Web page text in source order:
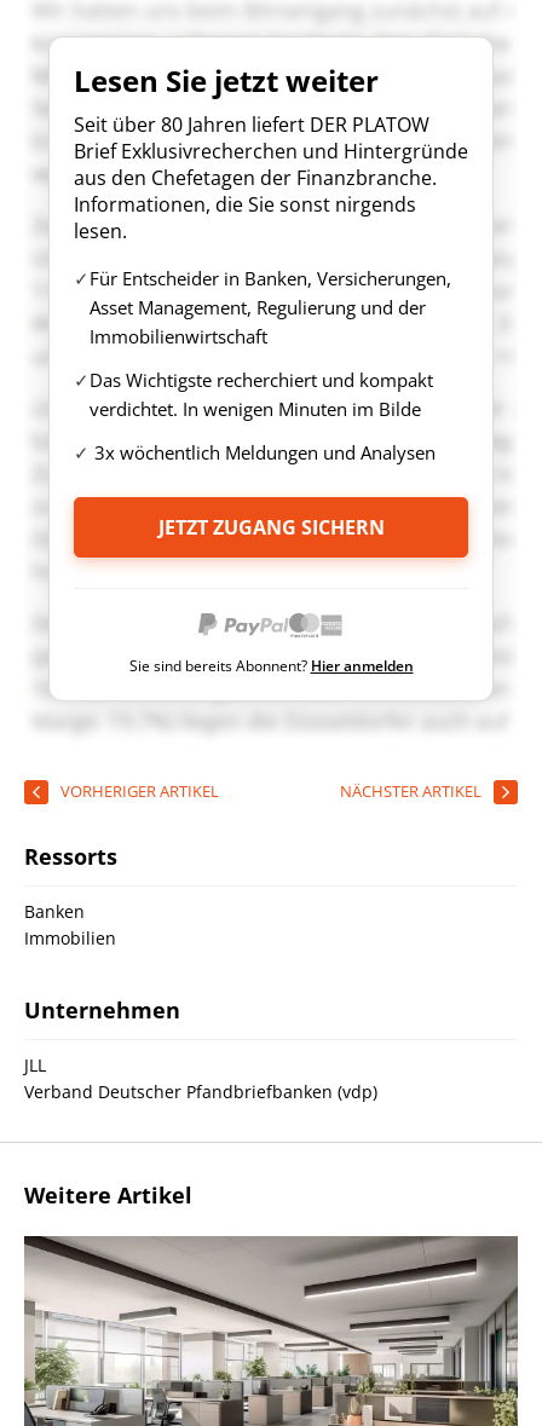
Lesen Sie jetzt weiter
Seit über 80 Jahren liefert DER PLATOW
Brief Exklusivrecherchen und Hintergründe
aus den Chefetagen der Finanzbranche.
Informationen, die Sie sonst nirgends
lesen.
Für Entscheider in Banken, Versicherungen,
Asset Management, Regulierung und der
Immobilienwirtschaft
Das Wichtigste recherchiert und kompakt
verdichtet. In wenigen Minuten im Bilde
3x wöchentlich Meldungen und Analysen
JETZT ZUGANG SICHERN
Sie sind bereits Abonnent? Hier anmelden
VORHERIGER ARTIKEL NÄCHSTER ARTIKEL
Ressorts
Banken
Immobilien
Unternehmen
JLL
Verband Deutscher Pfandbriefbanken (vdp)
Weitere Artikel